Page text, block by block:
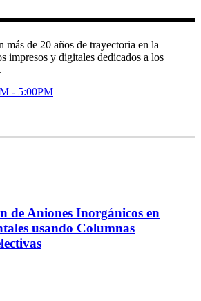
más de 20 años de trayectoria en la
impresos y digitales dedicados a los
- 5:00PM
de Aniones Inorgánicos en
usando Columnas